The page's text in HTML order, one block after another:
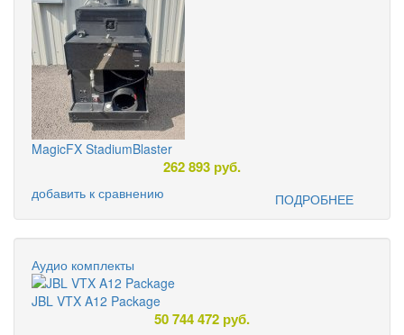
MagicFX StadiumBlaster
262 893 руб.
ПОДРОБНЕЕ
добавить к сравнению
Аудио комплекты
JBL VTX A12 Package
50 744 472 руб.